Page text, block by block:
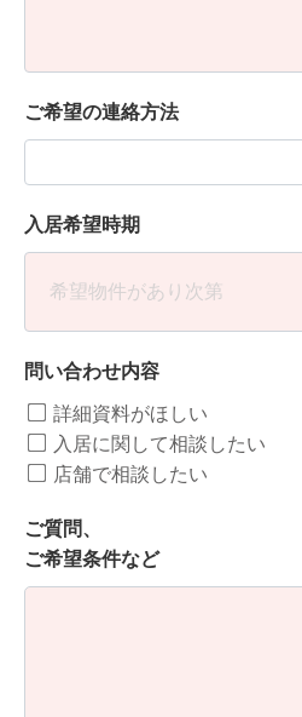
ご希望の連絡方法
入居希望時期
問い合わせ内容
詳細資料がほしい
入居に関して相談したい
店舗で相談したい
ご質問、
ご希望条件など